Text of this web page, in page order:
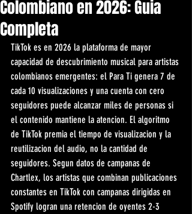
Colombiano en 2026: Guia
Completa
TikTok es en 2026 la plataforma de mayor
capacidad de descubrimiento musical para artistas
colombianos emergentes: el Para Ti genera 7 de
cada 10 visualizaciones y una cuenta con cero
seguidores puede alcanzar miles de personas si
el contenido mantiene la atencion. El algoritmo
de TikTok premia el tiempo de visualizacion y la
reutilizacion del audio, no la cantidad de
seguidores. Segun datos de campanas de
Chartlex, los artistas que combinan publicaciones
constantes en TikTok con campanas dirigidas en
Spotify logran una retencion de oyentes 2-3